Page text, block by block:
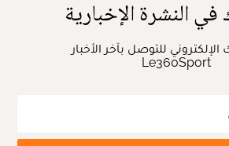
في النشرة الإخبارية
للتوصل بآخر الأخبار
Le360Sport